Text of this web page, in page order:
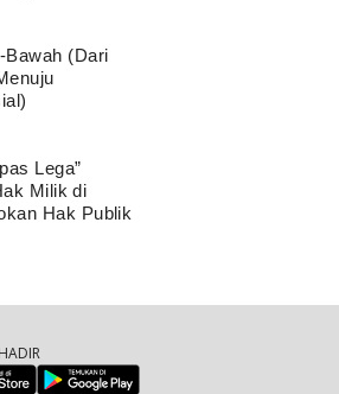
Bawah (Dari
Lega”
Milik di
Hak Publik